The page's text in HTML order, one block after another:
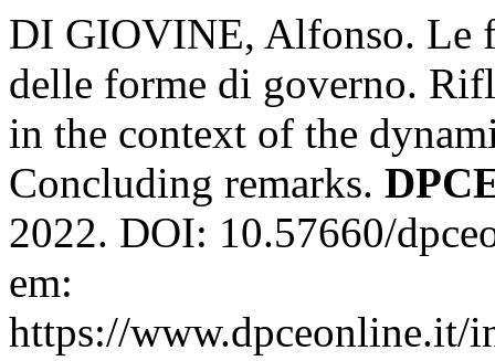
DI GIOVINE, Alfonso. Le
delle forme di governo.
in the context of the
Concluding remarks.
2022. DOI: 10.57660/
em:
https://www.dpceonline.it/